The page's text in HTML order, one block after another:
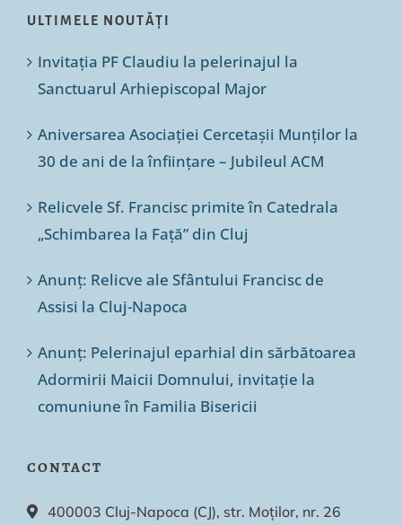
ULTIMELE NOUTĂȚI
Invitația PF Claudiu la pelerinajul la
Sanctuarul Arhiepiscopal Major
Aniversarea Asociației Cercetașii Munților la
30 de ani de la înființare – Jubileul ACM
Relicvele Sf. Francisc primite în Catedrala
„Schimbarea la Față” din Cluj
Anunț: Relicve ale Sfântului Francisc de
Assisi la Cluj-Napoca
Anunț: Pelerinajul eparhial din sărbătoarea
Adormirii Maicii Domnului, invitație la
comuniune în Familia Bisericii
CONTACT
400003 Cluj-Napoca (CJ), str. Moților, nr. 26